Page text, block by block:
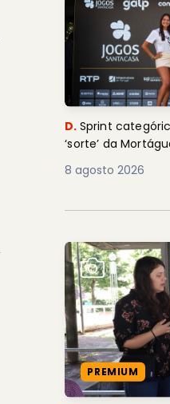
D. Sprint
‘sorte’ da
8 agosto 2026
PREMIUM